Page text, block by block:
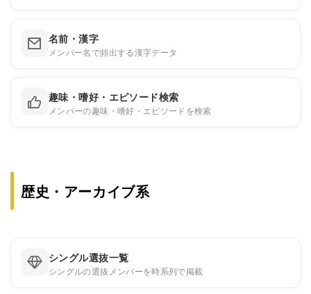
名前・漢字
メンバー名で頻出する漢字データ
趣味・嗜好・エピソード検索
メンバーの趣味・嗜好・エピソードを検索
歴史・アーカイブ系
シングル選抜一覧
シングルの選抜メンバーを時系列で掲載